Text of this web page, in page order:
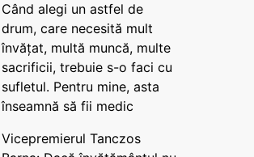
Când alegi un astfel de
drum, care necesită mult
învățat, multă muncă, multe
sacrificii, trebuie s-o faci cu
sufletul. Pentru mine, asta
înseamnă să fii medic
Vicepremierul Tanczos